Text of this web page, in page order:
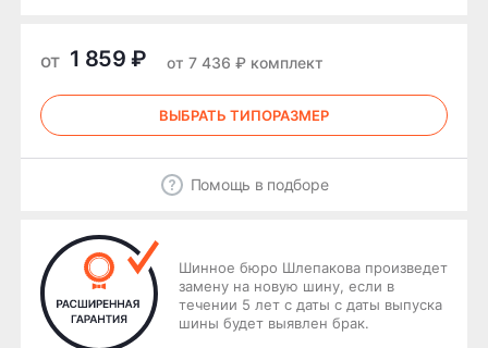
от 1 859 ₽ от 7 436 ₽ комплект
ВЫБРАТЬ ТИПОРАЗМЕР
Помощь в подборе
Шинное бюро Шлепакова произведет
замену на новую шину, если в
течении 5 лет с даты с даты выпуска
шины будет выявлен брак.